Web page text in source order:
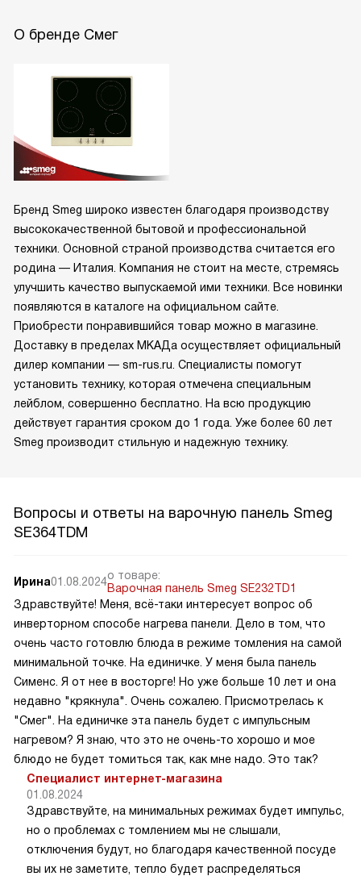
О бренде Смег
Бренд Smeg широко известен благодаря производству
высококачественной бытовой и профессиональной
техники. Основной страной производства считается его
родина — Италия. Компания не стоит на месте, стремясь
улучшить качество выпускаемой ими техники. Все новинки
появляются в каталоге на официальном сайте.
Приобрести понравившийся товар можно в магазине.
Доставку в пределах МКАДа осуществляет официальный
дилер компании — sm-rus.ru. Специалисты помогут
установить технику, которая отмечена специальным
лейблом, совершенно бесплатно. На всю продукцию
действует гарантия сроком до 1 года. Уже более 60 лет
Smeg производит стильную и надежную технику.
Вопросы и ответы на варочную панель Smeg
SE364TDM
Ирина01.08.2024о товаре:
Варочная панель Smeg SE232TD1
Здравствуйте! Меня, всё-таки интересует вопрос об
инверторном способе нагрева панели. Дело в том, что
очень часто готовлю блюда в режиме томления на самой
минимальной точке. На единичке. У меня была панель
Сименс. Я от нее в восторге! Но уже больше 10 лет и она
недавно "крякнула". Очень сожалею. Присмотрелась к
"Смег". На единичке эта панель будет с импульсным
нагревом? Я знаю, что это не очень-то хорошо и мое
блюдо не будет томиться так, как мне надо. Это так?
Специалист интернет-магазина
01.08.2024
Здравствуйте, на минимальных режимах будет импульс,
но о проблемах с томлением мы не слышали,
отключения будут, но благодаря качественной посуде
вы их не заметите, тепло будет распределяться